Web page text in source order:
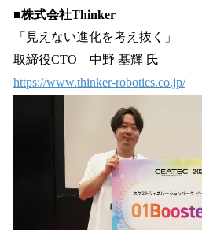
■株式会社Thinker
「見えない進化を考え抜く」
取締役CTO 中野 基輝 氏
https://www.thinker-robotics.co.jp/